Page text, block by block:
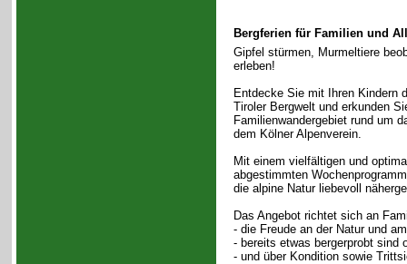
Bergferien für Familien und
Gipfel stürmen, Murmeltiere
erleben!
Entdecke Sie mit Ihren Kindern
Tiroler Bergwelt und erkunden
Familienwandergebiet rund um
dem Kölner Alpenverein.
Mit einem vielfältigen und
abgestimmten
die alpine Natur liebevoll
Das Angebot richtet sich an
- die Freude an der Natur und
- bereits etwas bergerprobt sind
- und über Kondition sowie